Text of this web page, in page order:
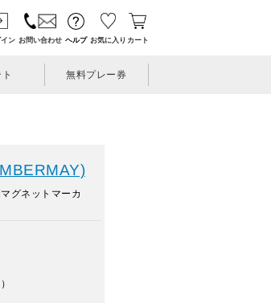
ン お問い合わせ ヘルプ お気に入り カート
無料プレー券
グネットマーカ